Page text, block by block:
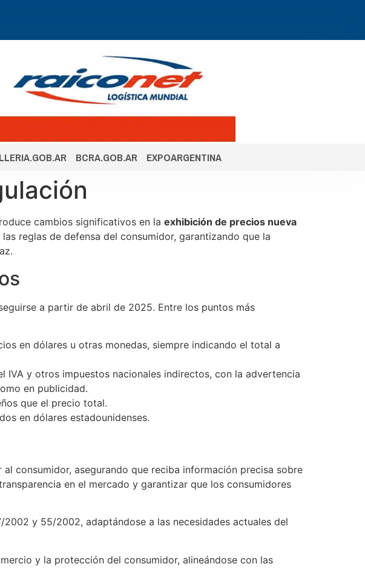
BCRA.GOB.AR EXPOARGENTINA
cambios significativos en la exhibición de precios nueva
reglas de defensa del consumidor, garantizando que la
a partir de abril de 2025. Entre los puntos más
en dólares u otras monedas, siempre indicando el total a
y otros impuestos nacionales indirectos, con la advertencia
en publicidad.
que el precio total.
en dólares estadounidenses.
consumidor, asegurando que reciba información precisa sobre
en el mercado y garantizar que los consumidores
y 55/2002, adaptándose a las necesidades actuales del
y la protección del consumidor, alineándose con las